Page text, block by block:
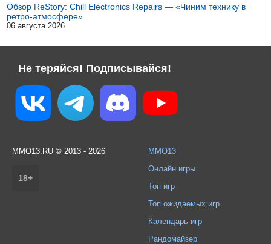
Обзор ReStory: Chill Electronics Repairs — «Чиним технику в
ретро-атмосфере»
06 августа 2026
Не теряйся! Подписывайся!
MMO13.RU © 2013 - 2026
18+
MMO13
Онлайн игры
Топ игр
Топ ожидаемых игр
Календарь игр
Рандомайзер